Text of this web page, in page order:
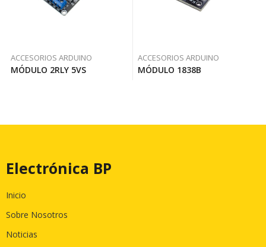
ACCESORIOS ARDUINO
MÓDULO 2RLY 5VS
ACCESORIOS ARDUINO
MÓDULO 1838B
Electrónica BP
Inicio
Sobre Nosotros
Noticias